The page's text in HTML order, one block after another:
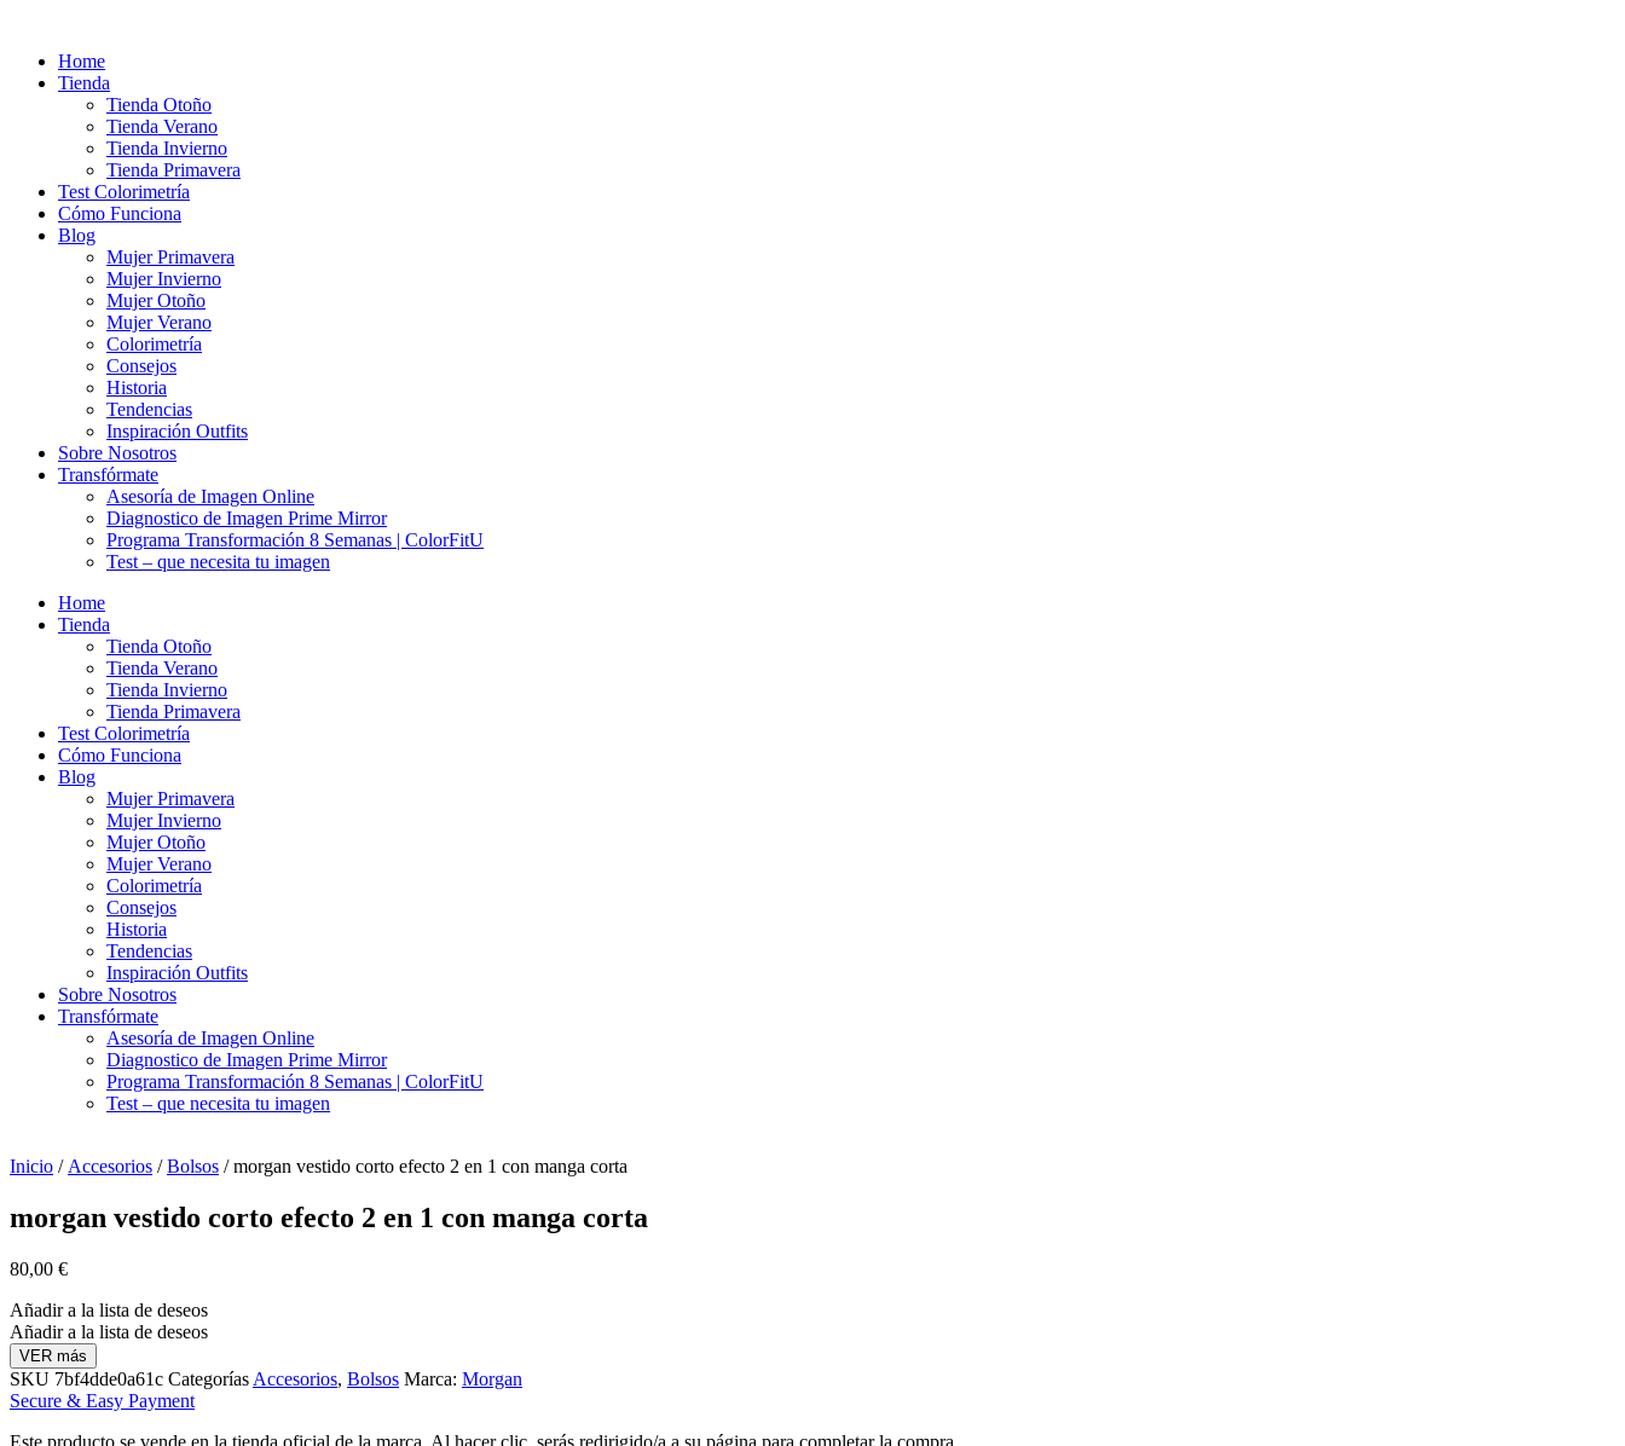
contenidoHome
Tienda
Tienda Otoño
Tienda Verano
Tienda Invierno
Tienda Primavera
Test Colorimetría
Cómo Funciona
Blog
Mujer Primavera
Mujer Invierno
Mujer Otoño
Mujer Verano
Colorimetría
Consejos
Historia
Tendencias
Inspiración Outfits
Sobre Nosotros
Transfórmate
Asesoría de Imagen Online
Diagnostico de Imagen Prime Mirror
Programa Transformación 8 Semanas | ColorFitU
Test – que necesita tu imagen
Home
Tienda
Tienda Otoño
Tienda Verano
Tienda Invierno
Tienda Primavera
Test Colorimetría
Cómo Funciona
Blog
Mujer Primavera
Mujer Invierno
Mujer Otoño
Mujer Verano
Colorimetría
Consejos
Historia
Tendencias
Inspiración Outfits
Sobre Nosotros
Transfórmate
Asesoría de Imagen Online
Diagnostico de Imagen Prime Mirror
Programa Transformación 8 Semanas | ColorFitU
Test – que necesita tu imagen
Inicio / Accesorios /Bolsos / morgan vestido corto efecto 2 en 1 con manga corta
morgan vestido corto efecto 2 en 1 con manga corta
80,00 €
Añadir a la lista de deseos
Añadir a la lista de deseos
VER más
SKU 7bf4dde0a61c Categorías Accesorios, Bolsos Marca: Morgan
Secure & Easy Payment
Este producto se vende en la tienda oficial de la marca. Al hacer clic, serás redirigido/a a su página para completar la compra.